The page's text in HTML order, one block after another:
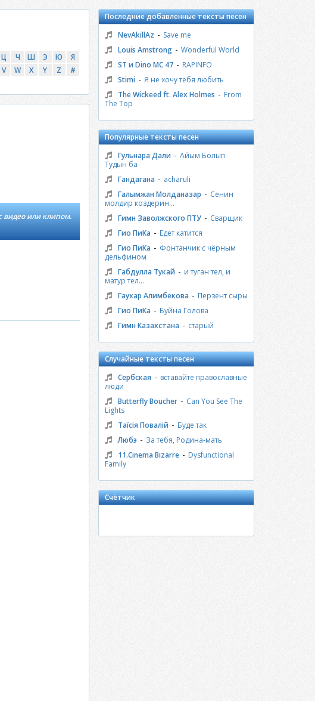
Ц Ч Ш Э Ю
Я
V W X Y Z #
видео или клипом.
Последние добавленные тексты песен
NevAkillAz - Save me
Louis Amstrong - Wonderful World
ST и Dino MC 47 - RAPINFO
Stimi - Я не хочу тебя любить
The Wickeed ft. Alex Holmes - From
The Top
Популярные тексты песен
Гульнара Дали - Айым Болып
Тудын ба
Гандагана - acharuli
Галымжан Молданазар - Сенин
молдир коздерин...
Гимн Заволжского ПТУ - Сварщик
Гио ПиКа - Едет катится
Гио ПиКа - Фонтанчик с чёрным
дельфином
Габдулла Тукай - и туган тел, и
матур тел...
Гаухар Алимбекова - Перзент сыры
Гио ПиКа - Буйна Голова
Гимн Казахстана - старый
Случайные тексты песен
Сербская - вставайте православные
люди
Butterfly Boucher - Can You See The
Lights
Таїсія Повалій - Буде так
Любэ - За тебя, Родина-мать
11.Cinema Bizarre - Dysfunctional
Family
Счётчик